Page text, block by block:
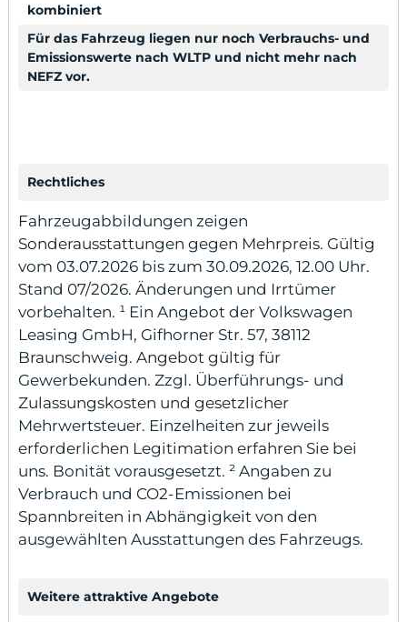
kombiniert
Für das Fahrzeug liegen nur noch Verbrauchs- und
Emissionswerte nach WLTP und nicht mehr nach
NEFZ vor.
Rechtliches
Fahrzeugabbildungen zeigen
Sonderausstattungen gegen Mehrpreis. Gültig
vom 03.07.2026 bis zum 30.09.2026, 12.00 Uhr.
Stand 07/2026. Änderungen und Irrtümer
vorbehalten. ¹ Ein Angebot der Volkswagen
Leasing GmbH, Gifhorner Str. 57, 38112
Braunschweig. Angebot gültig für
Gewerbekunden. Zzgl. Überführungs- und
Zulassungskosten und gesetzlicher
Mehrwertsteuer. Einzelheiten zur jeweils
erforderlichen Legitimation erfahren Sie bei
uns. Bonität vorausgesetzt. ² Angaben zu
Verbrauch und CO2-Emissionen bei
Spannbreiten in Abhängigkeit von den
ausgewählten Ausstattungen des Fahrzeugs.
Weitere attraktive Angebote